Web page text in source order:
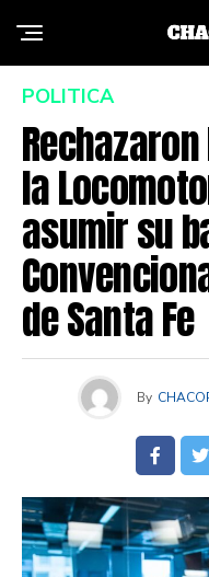
POLITICA
la
asumir su
de Santa Fe
By